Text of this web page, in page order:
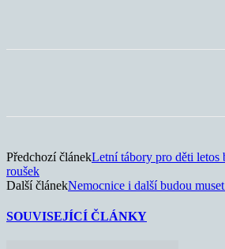
Předchozí článekLetní tábory pro děti letos
roušek
Další článekNemocnice i další budou
SOUVISEJÍCÍ ČLÁNKY